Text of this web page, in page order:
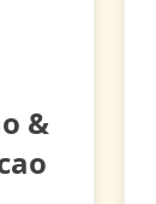
&